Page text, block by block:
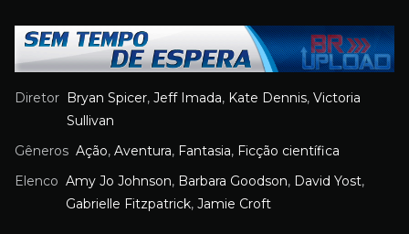
Diretor Bryan Spicer, Jeff Imada, Kate Dennis, Victoria
Sullivan
Gêneros Ação, Aventura, Fantasia, Ficção científica
Elenco Amy Jo Johnson, Barbara Goodson, David Yost,
Gabrielle Fitzpatrick, Jamie Croft